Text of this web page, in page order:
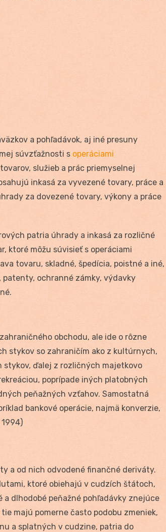
a pohľadávok, aj iné presuny
súvzťažnosti s operáciami
služieb a prác priemyselnej
inkasá za vyvezené tovary, práce a
za dovezené tovary, výkony a práce
patria úhrady a inkasá za rozličné
ktoré môžu súvisieť s operáciami
tovaru, skladné, špedícia, poistné a iné,
patenty, ochranné zámky, výdavky
obchodu, ale ide o rôzne
stykov so zahraničím ako z kultúrnych,
ďalej z rozličných majetkovo
poprípade iných platobných
peňažných vzťahov. Samostatná
bankové operácie, najmä konverzie,
a od nich odvodené finančné deriváty.
ktoré obiehajú v cudzích štátoch,
dlhodobé peňažné pohľadávky znejúce
majú pomerne často podobu zmeniek,
a splatných v cudzine, patria do